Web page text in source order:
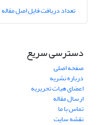
تعداد دریافت فایل اصل مقاله
دسترسی سریع
صفحه اصلی
درباره نشریه
اعضای هیات تحریریه
ارسال مقاله
تماس با ما
نقشه سایت